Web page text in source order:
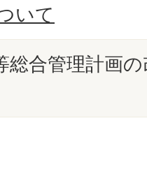
いて
総合管理計画